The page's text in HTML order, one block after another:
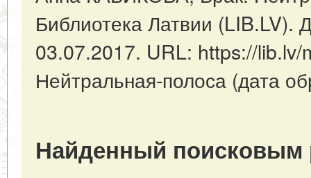
Библиотека Латвии (LIB.LV).
03.07.2017. URL: https://lib.lv/
Нейтральная-полоса (дата
Найденный поисковым